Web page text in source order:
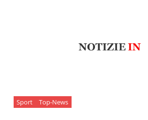
Sport Top-News